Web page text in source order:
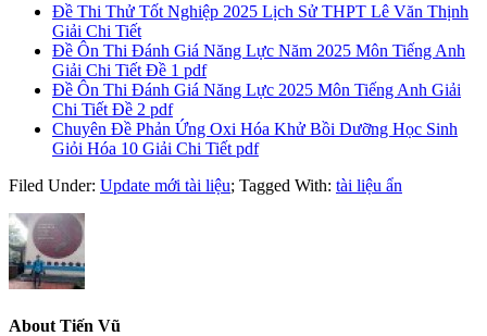
Đề Thi Thử Tốt Nghiệp 2025 Lịch Sử THPT Lê Văn Thịnh
Giải Chi Tiết
Đề Ôn Thi Đánh Giá Năng Lực Năm 2025 Môn Tiếng Anh
Giải Chi Tiết Đề 1 pdf
Đề Ôn Thi Đánh Giá Năng Lực 2025 Môn Tiếng Anh Giải
Chi Tiết Đề 2 pdf
Chuyên Đề Phản Ứng Oxi Hóa Khử Bồi Dưỡng Học Sinh
Giỏi Hóa 10 Giải Chi Tiết pdf
Filed Under: Update mới tài liệu; Tagged With: tài liệu ẩn
About Tiến Vũ